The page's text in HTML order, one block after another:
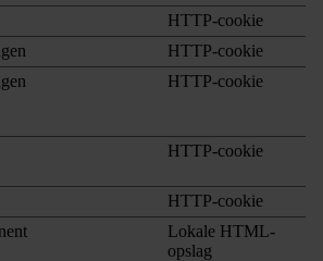
HTTP-cookie
HTTP-cookie
HTTP-cookie
HTTP-cookie
HTTP-cookie
Lokale HTML-
opslag